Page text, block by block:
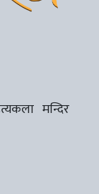
मन्दिर